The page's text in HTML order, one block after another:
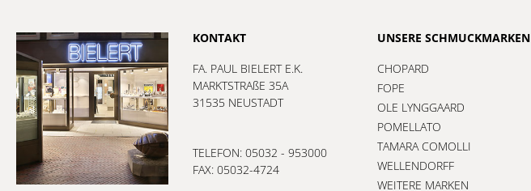
KONTAKT
FA. PAUL BIELERT E.K.
MARKTSTRAßE 35A
31535 NEUSTADT
TELEFON: 05032 - 953000
FAX: 05032-4724
UNSERE SCHMUCKMARKEN
CHOPARD
FOPE
OLE LYNGGAARD
POMELLATO
TAMARA COMOLLI
WELLENDORFF
WEITERE MARKEN